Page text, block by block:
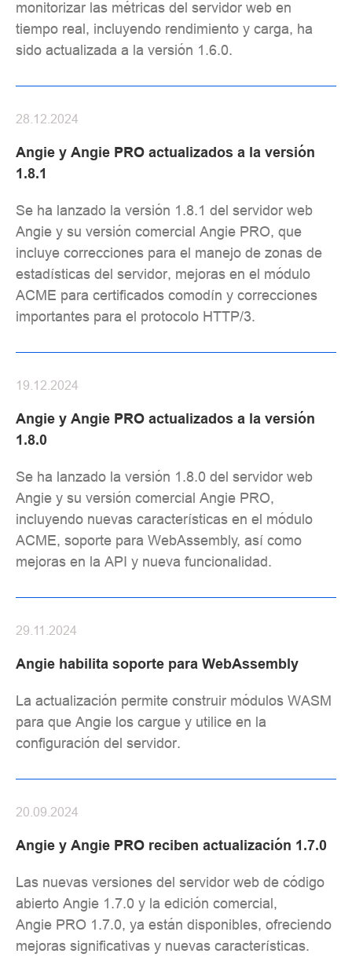
monitorizar las métricas del servidor web en
tiempo real, incluyendo rendimiento y carga, ha
sido actualizada a la versión 1.6.0.
Angie y Angie PRO actualizados a la versión
1.8.1
28.12.2024
Se ha lanzado la versión 1.8.1 del servidor web
Angie y su versión comercial Angie PRO, que
incluye correcciones para el manejo de zonas de
estadísticas del servidor, mejoras en el módulo
ACME para certificados comodín y correcciones
importantes para el protocolo HTTP/3.
Angie y Angie PRO actualizados a la versión
1.8.0
19.12.2024
Se ha lanzado la versión 1.8.0 del servidor web
Angie y su versión comercial Angie PRO,
incluyendo nuevas características en el módulo
ACME, soporte para WebAssembly, así como
mejoras en la API y nueva funcionalidad.
Angie habilita soporte para WebAssembly
29.11.2024
La actualización permite construir módulos WASM
para que Angie los cargue y utilice en la
configuración del servidor.
Angie y Angie PRO reciben actualización 1.7.0
20.09.2024
Las nuevas versiones del servidor web de código
abierto Angie 1.7.0 y la edición comercial,
Angie PRO 1.7.0, ya están disponibles, ofreciendo
mejoras significativas y nuevas características.